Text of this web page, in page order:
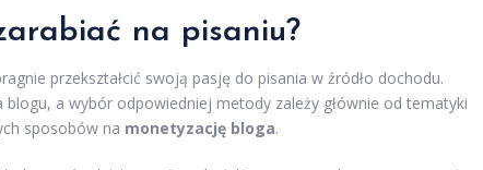
na pisaniu?
przekształcić swoją pasję do pisania w źródło dochodu.
a wybór odpowiedniej metody zależy głównie od tematyki
sposobów na monetyzację bloga.